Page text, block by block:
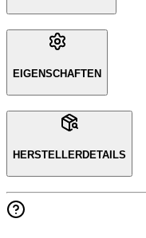
EIGENSCHAFTEN
HERSTELLERDETAILS